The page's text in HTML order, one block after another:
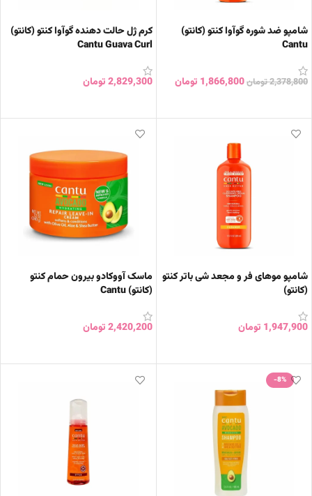
شامپو ضد شوره گوآوا کنتو (کانتو)
Cantu
2,378,800تومان1,866,800 تومان
کرم ژل حالت دهنده گوآوا کنتو (کانتو)
Cantu Guava Curl
2,829,300تومان
شامپو موهای فر و مجعد شی باتر کنتو
(کانتو)
1,947,900 تومان
ماسک آووکادو بیرون حمام کنتو
(کانتو) Cantu
2,420,200تومان
-8%